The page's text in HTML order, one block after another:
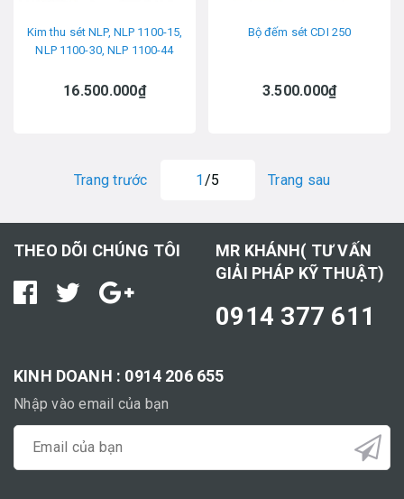
Kim thu sét NLP, NLP 1100-15,
NLP 1100-30, NLP 1100-44
16.500.000₫
Bộ đếm sét CDI 250
3.500.000₫
Trang trước 1 /5 Trang sau
THEO DÕI CHÚNG TÔI
MR KHÁNH( TƯ VẤN
GIẢI PHÁP KỸ THUẬT)
0914 377 611
KINH DOANH : 0914 206 655
Nhập vào email của bạn